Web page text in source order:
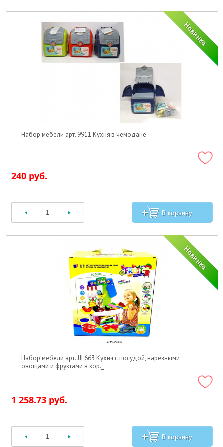
Набор мебели арт. 9911 Кухня в чемодане=
240 руб.
Набор мебели арт. JJL663 Кухня с посудой, нарезными
овощами и фруктами в кор._
1 258.73 руб.